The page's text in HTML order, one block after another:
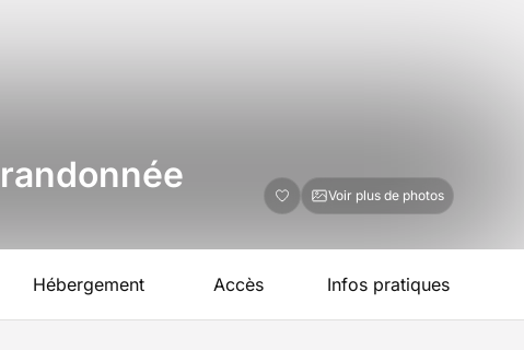
Voir plus de photos
Hébergement Accès Infos pratiques